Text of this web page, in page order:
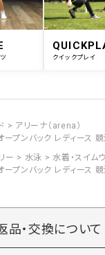
クイックプレイ
アリーナ（arena）
ープンバック レディース
ー 水泳
水着・スイム
ープンバック レディース
品・交換について